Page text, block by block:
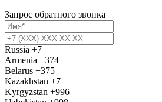
Запрос обратного звонка
Russia +7
Armenia +374
Belarus +375
Kazakhstan +7
Kyrgyzstan +996